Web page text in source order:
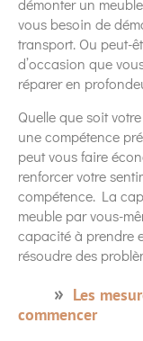
démonter un
vous besoin de
transport. Ou peut-
d’occasion que
réparer en
Quelle que soit
une compétence
peut vous faire
renforcer votre
compétence. La
meuble par vous-
capacité à prendre
résoudre des
Les
commencer